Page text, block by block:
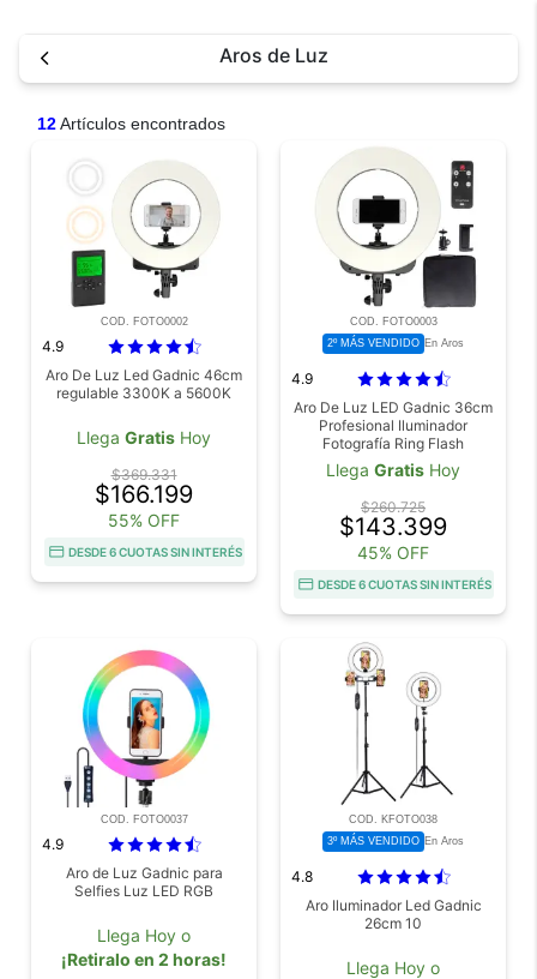
Aros de Luz
12Artículos encontrados
COD. FOTO0002
4.9
Aro De Luz Led Gadnic 46cm
regulable 3300K a 5600K
Llega Gratis Hoy
$369.331
$166.199
55% OFF
DESDE 6 CUOTAS SIN INTERÉS
COD. FOTO0003
2º MÁS VENDIDO En Aros
4.9
Aro De Luz LED Gadnic 36cm
Profesional Iluminador
Fotografía Ring Flash
Llega Gratis Hoy
$260.725
$143.399
45% OFF
DESDE 6 CUOTAS SIN INTERÉS
COD. FOTO0037
4.9
Aro de Luz Gadnic para
Selfies Luz LED RGB
Llega Hoy o
¡Retiralo en 2 horas!
COD. KFOTO038
3º MÁS VENDIDO En Aros
4.8
Aro Iluminador Led Gadnic
26cm 10
Llega Hoy o